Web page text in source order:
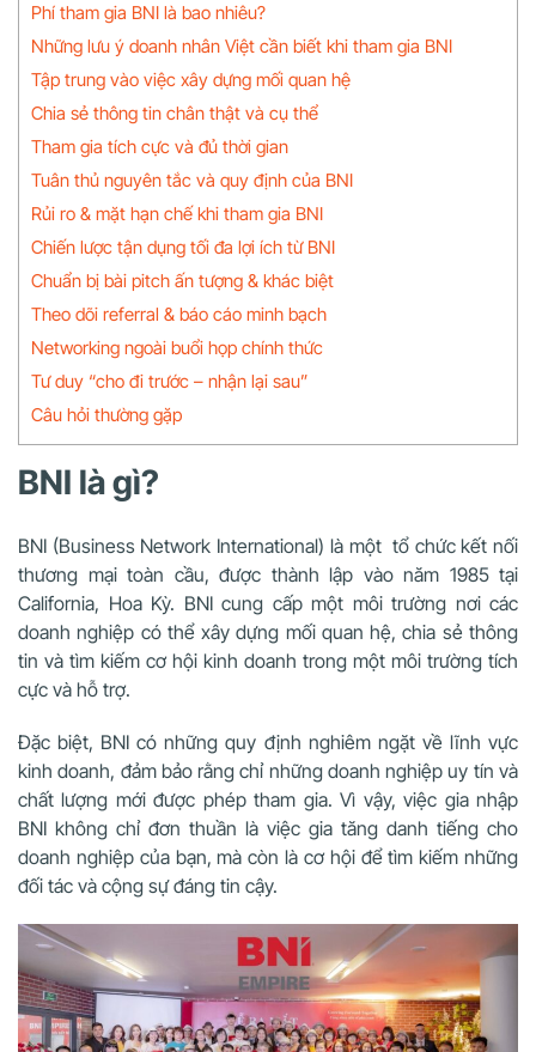
Phí tham gia BNI là bao nhiêu?
Những lưu ý doanh nhân Việt cần biết khi tham gia BNI
Tập trung vào việc xây dựng mối quan hệ
Chia sẻ thông tin chân thật và cụ thể
Tham gia tích cực và đủ thời gian
Tuân thủ nguyên tắc và quy định của BNI
Rủi ro & mặt hạn chế khi tham gia BNI
Chiến lược tận dụng tối đa lợi ích từ BNI
Chuẩn bị bài pitch ấn tượng & khác biệt
Theo dõi referral & báo cáo minh bạch
Networking ngoài buổi họp chính thức
Tư duy “cho đi trước – nhận lại sau”
Câu hỏi thường gặp
BNI là gì?
BNI (Business Network International) là một tổ chức kết nối
thương mại toàn cầu, được thành lập vào năm 1985 tại
California, Hoa Kỳ. BNI cung cấp một môi trường nơi các
doanh nghiệp có thể xây dựng mối quan hệ, chia sẻ thông
tin và tìm kiếm cơ hội kinh doanh trong một môi trường tích
cực và hỗ trợ.
Đặc biệt, BNI có những quy định nghiêm ngặt về lĩnh vực
kinh doanh, đảm bảo rằng chỉ những doanh nghiệp uy tín và
chất lượng mới được phép tham gia. Vì vậy, việc gia nhập
BNI không chỉ đơn thuần là việc gia tăng danh tiếng cho
doanh nghiệp của bạn, mà còn là cơ hội để tìm kiếm những
đối tác và cộng sự đáng tin cậy.